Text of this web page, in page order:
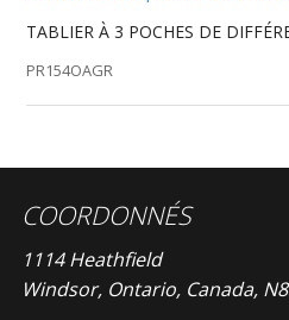
TABLIER À 3 POCHES DE
PR154OAGR
COORDONNÉS
1114 Heathfield
Windsor, Ontario, Canada,